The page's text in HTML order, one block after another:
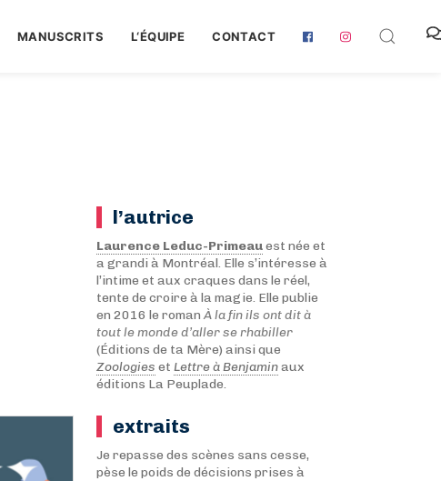
MANUSCRITS L‘ÉQUIPE CONTACT
l’autrice
Laurence Leduc-Primeauest née et
a grandi à Montréal. Elle s’intéresse à
l’intime et aux craques dans le réel,
tente de croire à la magie. Elle publie
en 2016 le romanÀ la fin ils ont dit à
tout le monde d’aller se rhabiller
(Éditions de ta Mère) ainsi que
Zoologies et Lettre à Benjaminaux
éditions La Peuplade.
extraits
Je repasse des scènes sans cesse,
pèse le poids de décisions prises à